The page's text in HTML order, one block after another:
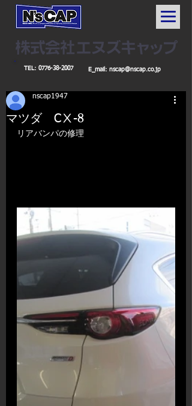
TEL: 0776-38-2007 E_mail: nscap@nscap.co.jp
マツダ CⅩ-8
nscap1947
リアバンパの修理